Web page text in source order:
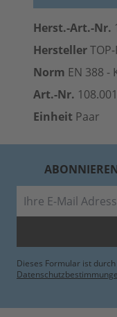
Herst.-Art.-Nr.
Hersteller
Norm EN 388 -
Art.-Nr.
Einheit Paar
Dieses Formular ist